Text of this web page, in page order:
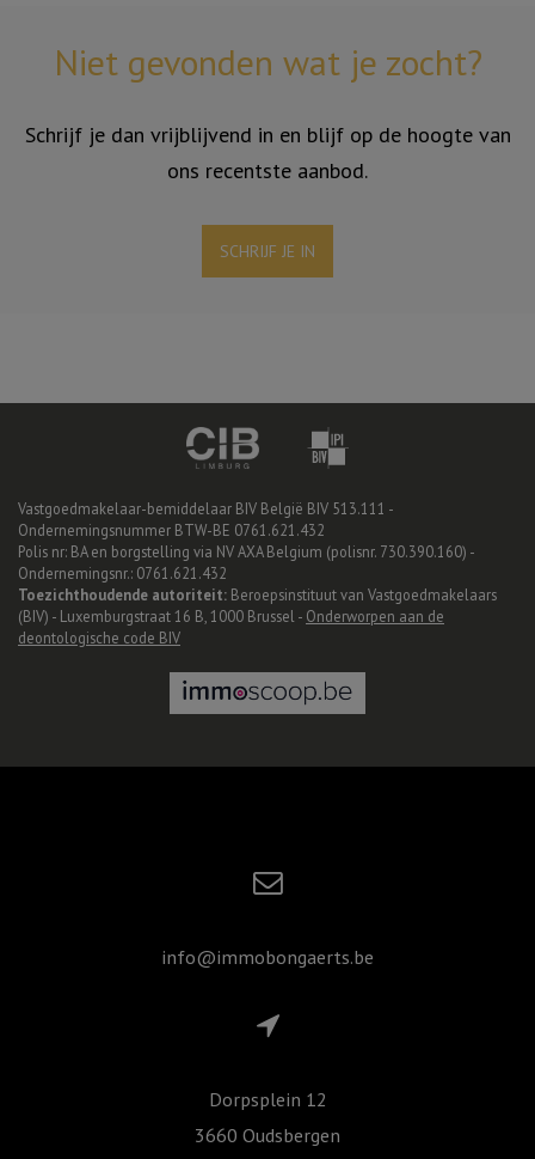
Niet gevonden wat je zocht?
Schrijf je dan vrijblijvend in en blijf op de hoogte van
ons recentste aanbod.
SCHRIJF JE IN
Vastgoedmakelaar-bemiddelaar BIV België BIV 513.111 -
Ondernemingsnummer BTW-BE 0761.621.432
Polis nr: BA en borgstelling via NV AXA Belgium (polisnr. 730.390.160) -
Ondernemingsnr.: 0761.621.432
Toezichthoudende autoriteit: Beroepsinstituut van Vastgoedmakelaars
(BIV) - Luxemburgstraat 16 B, 1000 Brussel - Onderworpen aan de
deontologische code BIV
info@immobongaerts.be
Dorpsplein 12
3660 Oudsbergen